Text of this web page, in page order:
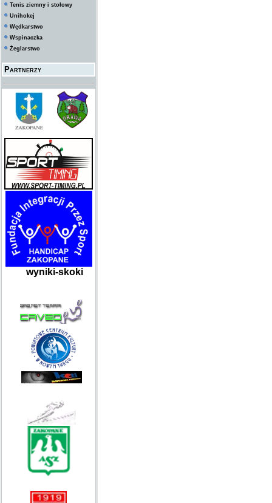
Tenis ziemny i stołowy
Unihokej
Wędkarstwo
Wspinaczka
Żeglarstwo
Partnerzy
wyniki-skoki